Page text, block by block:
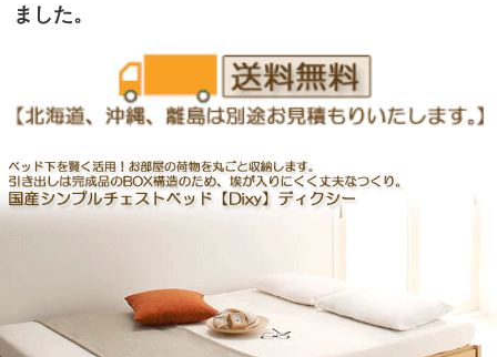
ました。